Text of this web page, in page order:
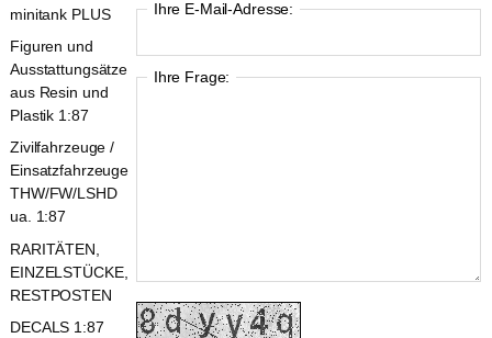
Ihre E-Mail-Adresse:
Ihre Frage:
minitank PLUS
Figuren und
Ausstattungsätze
aus Resin und
Plastik 1:87
Zivilfahrzeuge /
Einsatzfahrzeuge
THW/FW/LSHD
ua. 1:87
RARITÄTEN,
EINZELSTÜCKE,
RESTPOSTEN
DECALS 1:87